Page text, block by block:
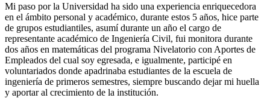
Mi paso por la Universidad ha sido una experiencia enriquecedora
en el ámbito personal y académico, durante estos 5 años, hice parte
de grupos estudiantiles, asumí durante un año el cargo de
representante académico de Ingeniería Civil, fui monitora durante
dos años en matemáticas del programa Nivelatorio con Aportes de
Empleados del cual soy egresada, e igualmente, participé en
voluntariados donde apadrinaba estudiantes de la escuela de
ingeniería de primeros semestres, siempre buscando dejar mi huella
y aportar al crecimiento de la institución.